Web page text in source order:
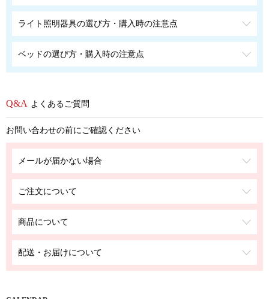
ライト照明器具の選び方・購入時の注意点
ベッドの選び方・購入時の注意点
よくあるご質問
お問い合わせの前にご確認ください
メールが届かない場合
ご注文について
商品について
配送・お届けについて